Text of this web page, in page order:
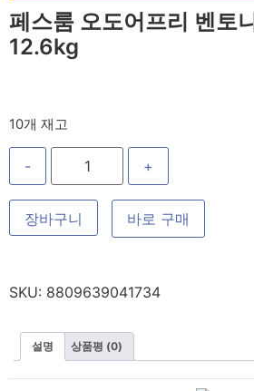
페스룸 오도어프리 벤토
12.6kg
10개 재고
- +
장바구니 바로 구매
SKU: 8809639041734
설명 상품평 (0)